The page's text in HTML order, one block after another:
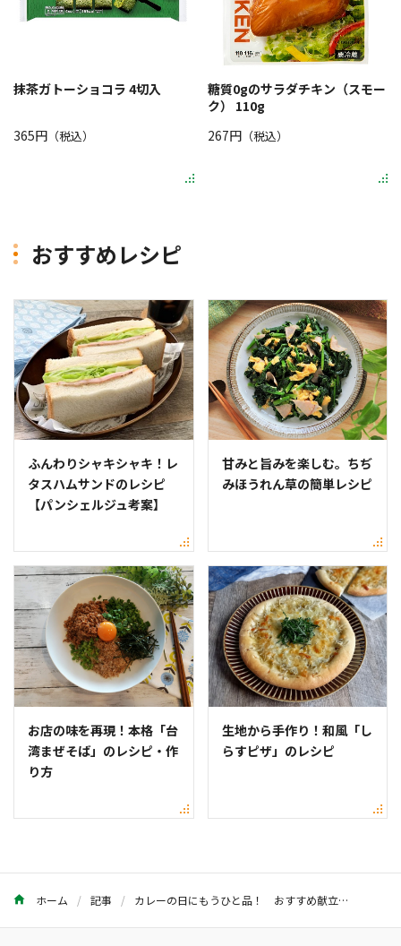
抹茶ガトーショコラ 4切入
365円 （税込）
糖質0gのサラダチキン（スモー
ク） 110g
267円（税込）
おすすめレシピ
ふんわりシャキシャキ！レ
タスハムサンドのレシピ
【パンシェルジュ考案】
甘みと旨みを楽しむ。ちぢ
みほうれん草の簡単レシピ
お店の味を再現！本格「台
湾まぜそば」のレシピ・作
り方
生地から手作り！和風「し
らすピザ」のレシピ
ホーム 記事 カレーの日にもうひと品！ おすすめ献立レシピ9選